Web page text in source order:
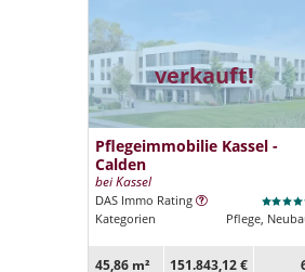
verkauft!
Pflegeimmobilie Kassel -
Calden
bei Kassel
DAS Immo Rating
Kategorien
Pflege,
45,86 m²
151.843,12 €